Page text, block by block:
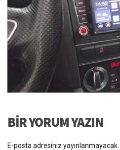
BIR YORUM YAZIN
E-posta adresiniz yayınlanmayacak.